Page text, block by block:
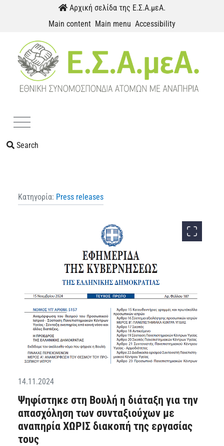
Αρχική σελίδα της Ε.Σ.Α.μεΑ.
Main content Main menu Accessibility
Search
Κατηγορία: Press releases
14.11.2024
Ψηφίστηκε στη Βουλή η διάταξη για την
απασχόληση των συνταξιούχων με
αναπηρία ΧΩΡΙΣ διακοπή της εργασίας
τους